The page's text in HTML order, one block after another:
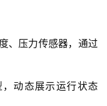
、压力传感器，通过
，动态展示运行状态